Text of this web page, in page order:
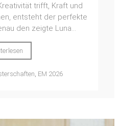
trifft, Kraft und
entsteht der perfekte
den zeigte Luna...
, EM 2026